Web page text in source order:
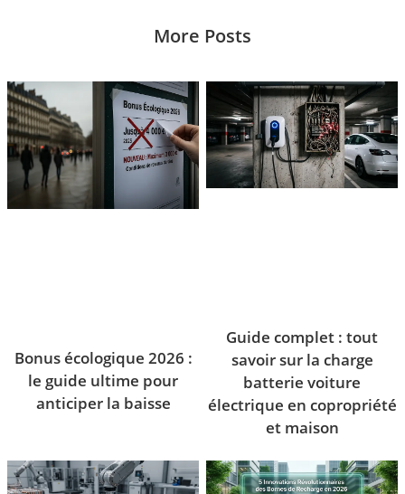
More Posts
Bonus écologique 2026 :
le guide ultime pour
anticiper la baisse
Guide complet : tout
savoir sur la charge
batterie voiture
électrique en copropriété
et maison